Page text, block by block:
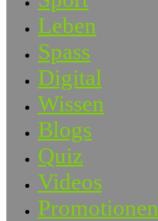
Leben
Spass
Digital
Wissen
Blogs
Quiz
Videos
Promotionen